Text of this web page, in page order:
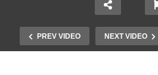
PREV VIDEO NEXT VIDEO